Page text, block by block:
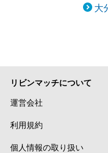
大
リビンマッチについて
運営会社
利用規約
個人情報の取り扱い